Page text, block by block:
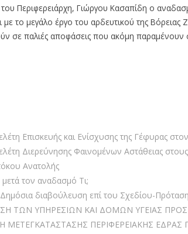
του Περιφερειάρχη, Γιώργου Κασαπίδη ο
με το μεγάλο έργο του αρδευτικού της
σε παλιές αποφάσεις που ακόμη παραμένουν
Επισκευής και Ενίσχυσης της Γέφυρας
Διερεύνησης Φαινομένων Αστάθειας
Ανατολής
τον αναδασμό Τι;
διαβούλευση επί του Σχεδίου-
ΤΩΝ ΥΠΗΡΕΣΙΩΝ ΚΑΙ ΔΟΜΩΝ ΥΓΕΙΑΣ
ΜΕΤΕΓΚΑΤΑΣΤΑΣΗΣ ΠΕΡΙΦΕΡΕΙΑΚΗΣ